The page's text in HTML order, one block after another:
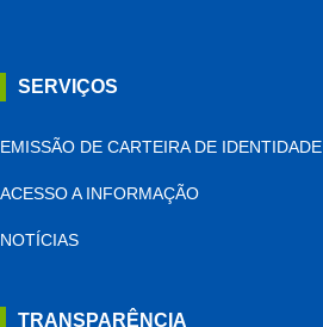
SERVIÇOS
EMISSÃO DE CARTEIRA DE IDENTIDADE
ACESSO A INFORMAÇÃO
NOTÍCIAS
TRANSPARÊNCIA